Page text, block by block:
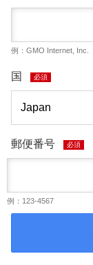
例：GMO Internet, Inc.
国 必須
郵便番号 必須
例：123-4567